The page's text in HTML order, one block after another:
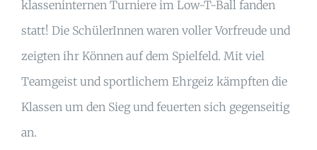
klasseninternen Turniere im Low-T-Ball fanden
statt! Die SchülerInnen waren voller Vorfreude und
zeigten ihr Können auf dem Spielfeld. Mit viel
Teamgeist und sportlichem Ehrgeiz kämpften die
Klassen um den Sieg und feuerten sich gegenseitig
an.